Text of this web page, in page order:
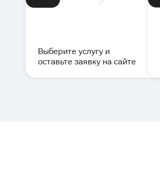
Выберите услугу и
оставьте заявку на сайте